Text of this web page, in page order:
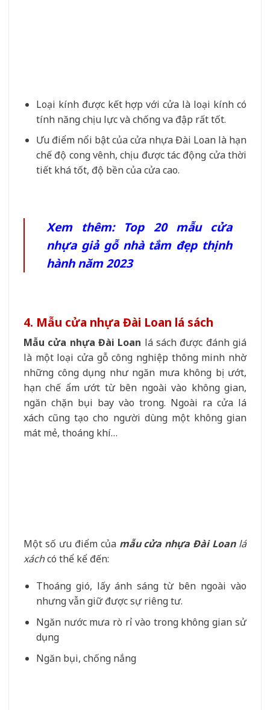
Loại kính được kết hợp với cửa là loại kính có
tính năng chịu lực và chống va đập rất tốt.
Ưu điểm nổi bật của cửa nhựa Đài Loan là hạn
chế độ cong vênh, chịu được tác động cửa thời
tiết khá tốt, độ bền của cửa cao.
Xem thêm: Top 20 mẫu cửa
nhựa giả gỗ nhà tắm đẹp thịnh
hành năm 2023
4. Mẫu cửa nhựa Đài Loan lá sách
Mẫu cửa nhựa Đài Loan lá sách được đánh giá
là một loại cửa gỗ công nghiệp thông minh nhờ
những công dụng như ngăn mưa không bị ướt,
hạn chế ẩm ướt từ bên ngoài vào không gian,
ngăn chặn bụi bay vào trong. Ngoài ra cửa lá
xách cũng tạo cho người dùng một không gian
mát mẻ, thoáng khí…
Một số ưu điểm của mẫu cửa nhựa Đài Loanlá
xáchcó thể kể đến:
Thoáng gió, lấy ánh sáng từ bên ngoài vào
nhưng vẫn giữ được sự riêng tư.
Ngăn nước mưa rò rỉ vào trong không gian sử
dụng
Ngăn bụi, chống nắng